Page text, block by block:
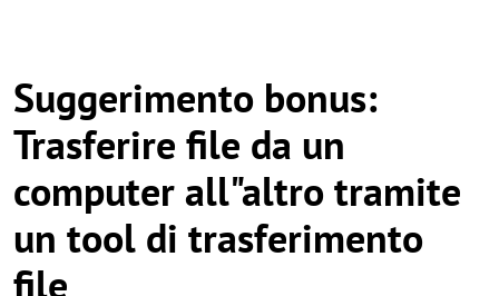
Suggerimento bonus:
Trasferire file da un
computer all"altro tramite
un tool di trasferimento
file